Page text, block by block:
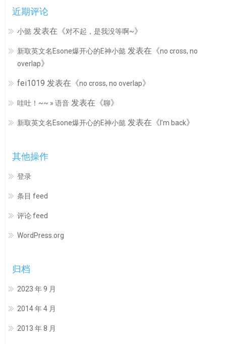
近期评论
小懿 发表在《对不起，是我没等啊~》
新取英文名Esone爆开心的E神小懿 发表在《no cross, no
overlap》
fei1019 发表在《no cross, no overlap》
哇吐！~~ » 语音 发表在《聊》
新取英文名Esone爆开心的E神小懿 发表在《 I’m back》
其他操作
登录
条目 feed
评论 feed
WordPress.org
归档
2023 年 9 月
2014 年 4 月
2013 年 8 月